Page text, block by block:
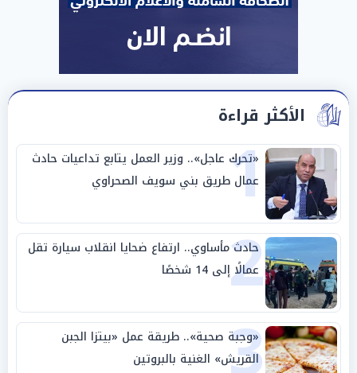
الأكثر قراءة
1
«تحرك عاجل».. وزير العمل يتابع تداعيات حادث
عمال طريق بني سويف الصحراوي
2
حادث مأساوي.. ارتفاع ضحايا انقلاب سيارة تقل
عمالًا إلى 14 شخصًا
«وجبة صحية».. طريقة عمل «بيتزا الجبن
القريش» الغنية بالبروتين